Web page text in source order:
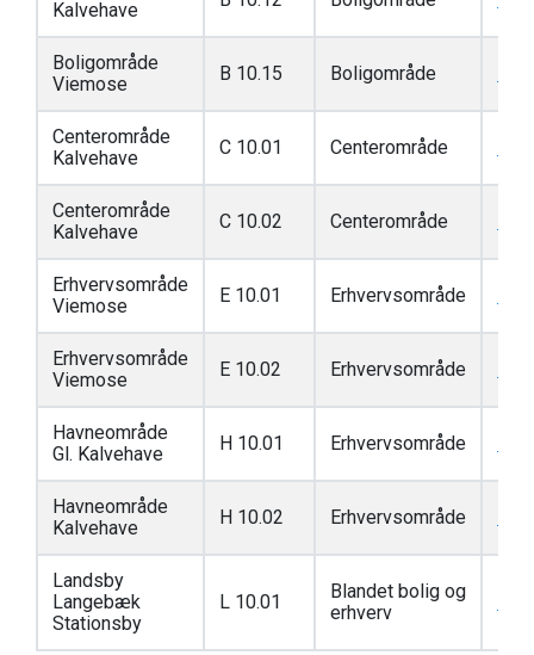
Kalvehave
Boligområde
Viemose
B 10.15 Boligområde
Centerområde
Kalvehave
C 10.01 Centerområde
Centerområde
Kalvehave
C 10.02 Centerområde
Erhvervsområde
Viemose
E 10.01 Erhvervsområde
Erhvervsområde
Viemose
E 10.02 Erhvervsområde
Havneområde
Gl. Kalvehave
H 10.01 Erhvervsområde
Havneområde
Kalvehave
H 10.02 Erhvervsområde
Landsby
Langebæk
Stationsby
L 10.01
Blandet bolig og
erhverv